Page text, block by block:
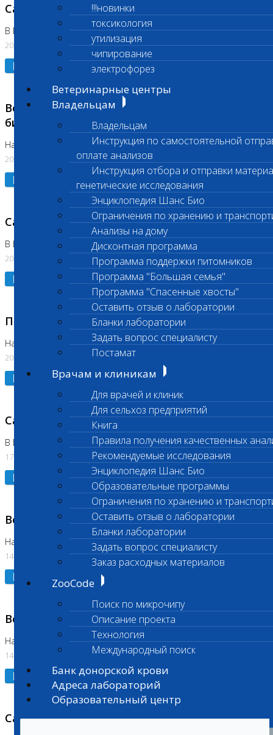
!!!новинки
токсикология
утилизация
чипирование
электрофорез
Ветеринарные центры
Владельцам
Владельцам
Инструкция по самостоятельной
оплате анализов
Инструкция отбора и отправки
генетические исследования
Энциклопедия Шанс Био
Ограничения по хранению и
Анализы на дому
Дисконтная программа
Программа поддержки питомников
Программа "Большая семья"
Программа "Спасенные хвосты"
Оставить отзыв о лаборатории
Бланки лаборатории
Задать вопрос специалисту
Постамат
Врачам и клиникам
Для врачей и клиник
Для сельхоз предприятий
Книга
Правила получения качественных
Рекомендуемые исследования
Энциклопедия Шанс Био
Образовательные программы
Ограничения по хранению и
Оставить отзыв о лаборатории
Бланки лаборатории
Задать вопрос специалисту
Заказ расходных материалов
ZooCode
Поиск по микрочипу
Описание проекта
Технология
Международный поиск
Банк донорской крови
Адреса лабораторий
Образовательный центр
Санитарный день
В Бутово 21.07.2026
20.07.2026
Подробнее
Возобновлено выполнение срочных
биохимических исследований
На Нагорной
20.07.2026
Подробнее
Санитарный день
В Коломне 20.07.2026
20.07.2026
Подробнее
Приостановлено выполнение исследования
На Нагорной
20.07.2026
Подробнее
Санитарный день
В Бутово
17.07.2026
Подробнее
Возобновлено выполнение исследования
На Нагорной (Код 961, 962)
14.07.2026
Подробнее
Возобновлено выполнение исследования
На Нагорной (Код 157)
14.07.2026
Подробнее
Санитарный день